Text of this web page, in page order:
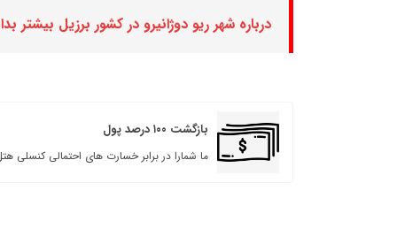
درباره شهر ریو دوژانیرو در کشور برزیل بیشتر
بازگشت ۱۰۰ درصد پول
ما شمارا در برابر خسارت های احتمالی کنسلی